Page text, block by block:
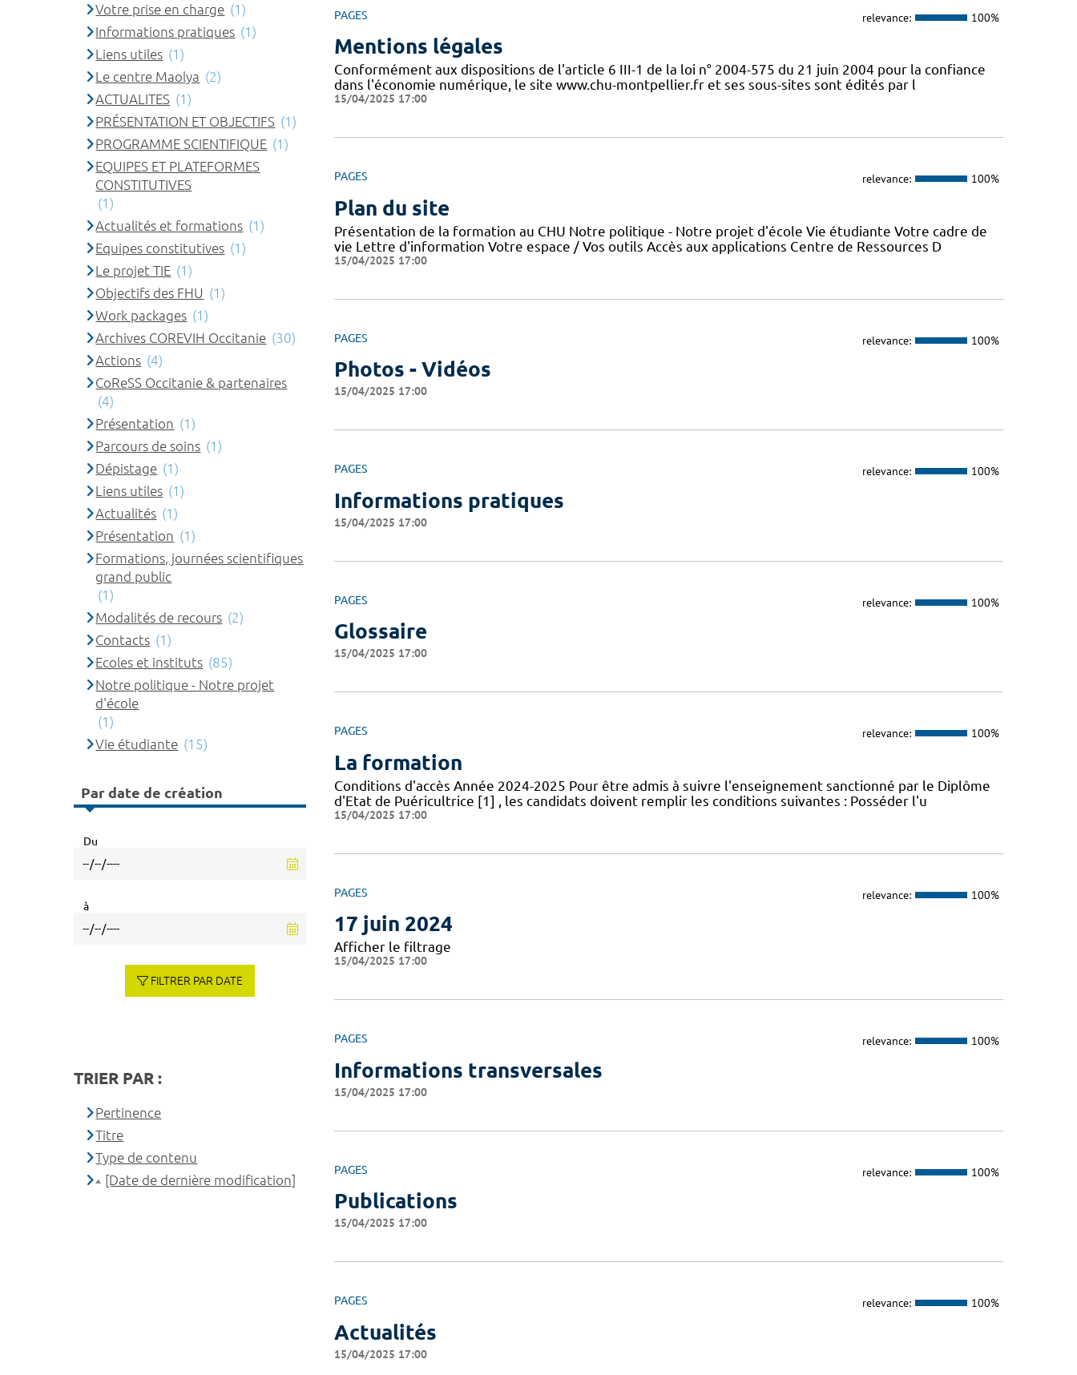
PAGES relevance: 100%
Mentions légales
Conformément aux dispositions de l'article 6 III-1 de la loi n° 2004-575 du 21 juin 2004 pour la confiance
dans l'économie numérique, le site www.chu-montpellier.fr et ses sous-sites sont édités par l
15/04/2025 17:00
PAGES relevance: 100%
Plan du site
Présentation de la formation au CHU Notre politique - Notre projet d'école Vie étudiante Votre cadre de
vie Lettre d'information Votre espace / Vos outils Accès aux applications Centre de Ressources D
15/04/2025 17:00
PAGES relevance: 100%
Photos - Vidéos
15/04/2025 17:00
PAGES relevance: 100%
Informations pratiques
15/04/2025 17:00
PAGES relevance: 100%
Glossaire
15/04/2025 17:00
PAGES relevance: 100%
La formation
Conditions d'accès Année 2024-2025 Pour être admis à suivre l'enseignement sanctionné par le Diplôme
d'Etat de Puéricultrice [1] , les candidats doivent remplir les conditions suivantes : Posséder l'u
15/04/2025 17:00
PAGES relevance: 100%
17 juin 2024
Afficher le filtrage
15/04/2025 17:00
PAGES relevance: 100%
Informations transversales
15/04/2025 17:00
PAGES relevance: 100%
Publications
15/04/2025 17:00
PAGES relevance: 100%
Actualités
15/04/2025 17:00
Votre prise en charge (1)
Informations pratiques (1)
Liens utiles (1)
Le centre Maolya (2)
ACTUALITES (1)
PRÉSENTATION ET OBJECTIFS (1)
PROGRAMME SCIENTIFIQUE (1)
EQUIPES ET PLATEFORMES
CONSTITUTIVES
(1)
Actualités et formations (1)
Equipes constitutives (1)
Le projet TIE (1)
Objectifs des FHU (1)
Work packages (1)
Archives COREVIH Occitanie (30)
Actions (4)
CoReSS Occitanie & partenaires
(4)
Présentation (1)
Parcours de soins (1)
Dépistage (1)
Liens utiles (1)
Actualités (1)
Présentation (1)
Formations, journées scientifiques
grand public
(1)
Modalités de recours (2)
Contacts (1)
Ecoles et instituts (85)
Notre politique - Notre projet
d'école
(1)
Vie étudiante (15)
Par date de création
Du
à
FILTRER PAR DATE
TRIER PAR :
Pertinence
Titre
Type de contenu
[Date de dernière modification]